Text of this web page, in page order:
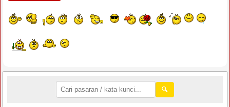
🔍